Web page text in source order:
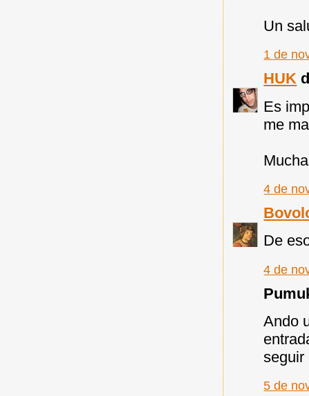
Un
1 de
HUK
Es
me
4 de
De
4 de
Ando
seguir
5 de